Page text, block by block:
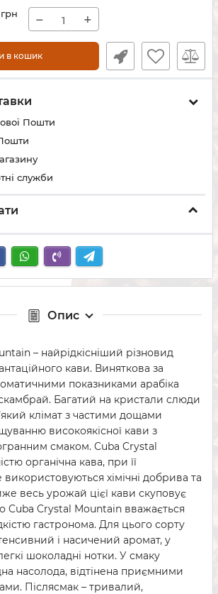
грн − +
в кошик
Пошти
служби
Опис
– найрідкісніший різновид
кави. Виняткова за
показниками арабіка
Багатий на кристали слюди
клімат з частими дощами
високоякісної кави з
смаком. Cuba Crystal
органічна кава, при її
хімічні добрива та
весь урожай цієї кави скуповує
Cuba Crystal Mountain вважається
гастронома. Для цього сорту
і насичений аромат, у
шоколадні нотки. У смаку
насолода, відтінена приємними
Післясмак – тривалий,